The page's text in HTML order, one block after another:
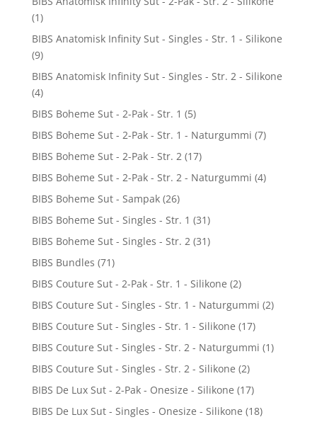
(1)
BIBS Anatomisk Infinity Sut - Singles - Str. 1 - Silikone
(9)
BIBS Anatomisk Infinity Sut - Singles - Str. 2 - Silikone
(4)
BIBS Boheme Sut - 2-Pak - Str. 1 (5)
BIBS Boheme Sut - 2-Pak - Str. 1 - Naturgummi (7)
BIBS Boheme Sut - 2-Pak - Str. 2 (17)
BIBS Boheme Sut - 2-Pak - Str. 2 - Naturgummi (4)
BIBS Boheme Sut - Sampak (26)
BIBS Boheme Sut - Singles - Str. 1 (31)
BIBS Boheme Sut - Singles - Str. 2 (31)
BIBS Bundles (71)
BIBS Couture Sut - 2-Pak - Str. 1 - Silikone (2)
BIBS Couture Sut - Singles - Str. 1 - Naturgummi (2)
BIBS Couture Sut - Singles - Str. 1 - Silikone (17)
BIBS Couture Sut - Singles - Str. 2 - Naturgummi (1)
BIBS Couture Sut - Singles - Str. 2 - Silikone (2)
BIBS De Lux Sut - 2-Pak - Onesize - Silikone (17)
BIBS De Lux Sut - Singles - Onesize - Silikone (18)